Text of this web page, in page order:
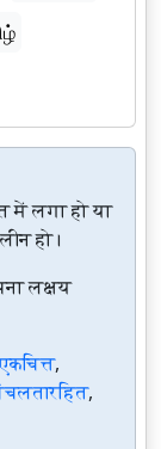
में लगा हो या
हो।
लक्ष्य
एकचित्त,
,